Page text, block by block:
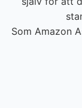
Som Amazon